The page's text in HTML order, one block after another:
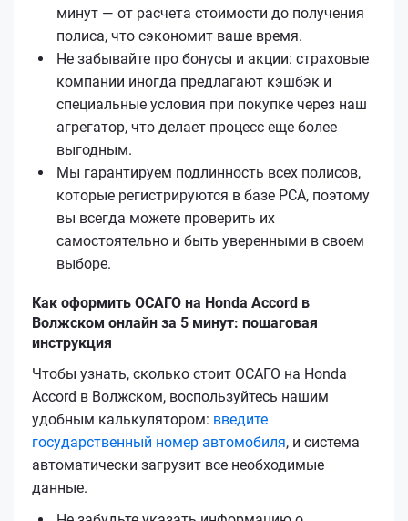
минут — от расчета стоимости до получения
полиса, что сэкономит ваше время.
Не забывайте про бонусы и акции: страховые
компании иногда предлагают кэшбэк и
специальные условия при покупке через наш
агрегатор, что делает процесс еще более
выгодным.
Мы гарантируем подлинность всех полисов,
которые регистрируются в базе РСА, поэтому
вы всегда можете проверить их
самостоятельно и быть уверенными в своем
выборе.
Как оформить ОСАГО на Honda Accord в
Волжском онлайн за 5 минут: пошаговая
инструкция
Чтобы узнать, сколько стоит ОСАГО на Honda
Accord в Волжском, воспользуйтесь нашим
удобным калькулятором: введите
государственный номер автомобиля, и система
автоматически загрузит все необходимые
данные.